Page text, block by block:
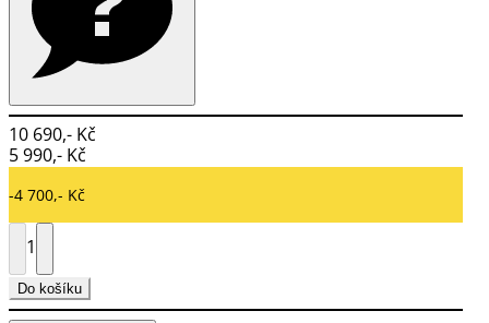
10 690,- Kč
5 990,- Kč
-4 700,- Kč
1
Do košíku